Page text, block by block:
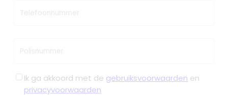
Telefoonnummer
Polisnummer
Ik ga akkoord met de gebruiksvoorwaarden en
privacyvoorwaarden